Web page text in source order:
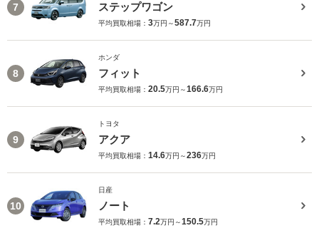
7 ステップワゴン
平均買取相場： 3万円～587.7万円
8
ホンダ
フィット
平均買取相場： 20.5万円～166.6万円
9
トヨタ
アクア
平均買取相場： 14.6万円～236万円
10
日産
ノート
平均買取相場： 7.2万円～150.5万円